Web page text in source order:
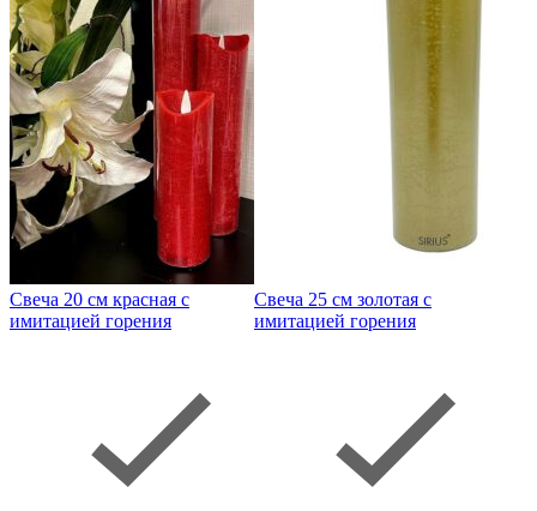
Свеча 20 см красная с
имитацией горения
Свеча 25 см золотая с
имитацией горения